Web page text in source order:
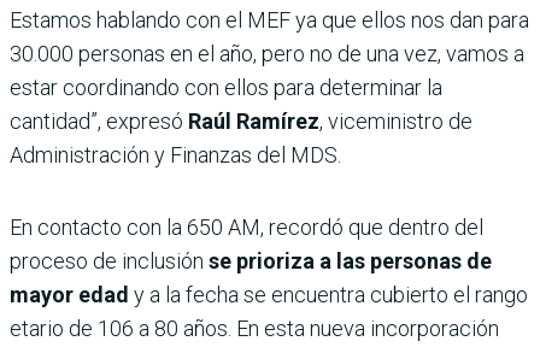
Estamos hablando con el MEF ya que ellos nos dan para
30.000 personas en el año, pero no de una vez, vamos a
estar coordinando con ellos para determinar la
cantidad”, expresó Raúl Ramírez, viceministro de
Administración y Finanzas del MDS.
En contacto con la 650 AM, recordó que dentro del
proceso de inclusión se prioriza a las personas de
mayor edad y a la fecha se encuentra cubierto el rango
etario de 106 a 80 años. En esta nueva incorporación